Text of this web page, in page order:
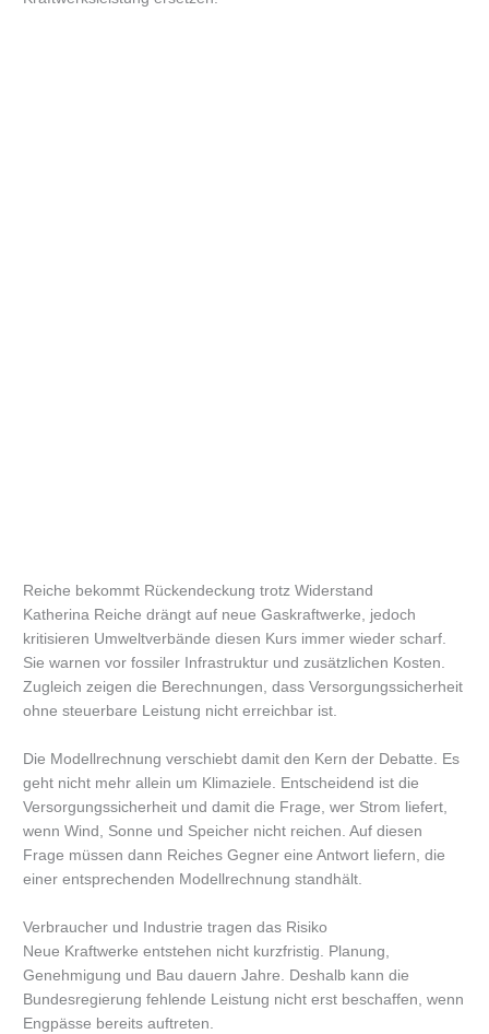
Reiche bekommt Rückendeckung trotz Widerstand
Katherina Reiche drängt auf neue Gaskraftwerke, jedoch
kritisieren Umweltverbände diesen Kurs immer wieder scharf.
Sie warnen vor fossiler Infrastruktur und zusätzlichen Kosten.
Zugleich zeigen die Berechnungen, dass Versorgungssicherheit
ohne steuerbare Leistung nicht erreichbar ist.
Die Modellrechnung verschiebt damit den Kern der Debatte. Es
geht nicht mehr allein um Klimaziele. Entscheidend ist die
Versorgungssicherheit und damit die Frage, wer Strom liefert,
wenn Wind, Sonne und Speicher nicht reichen. Auf diesen
Frage müssen dann Reiches Gegner eine Antwort liefern, die
einer entsprechenden Modellrechnung standhält.
Verbraucher und Industrie tragen das Risiko
Neue Kraftwerke entstehen nicht kurzfristig. Planung,
Genehmigung und Bau dauern Jahre. Deshalb kann die
Bundesregierung fehlende Leistung nicht erst beschaffen, wenn
Engpässe bereits auftreten.